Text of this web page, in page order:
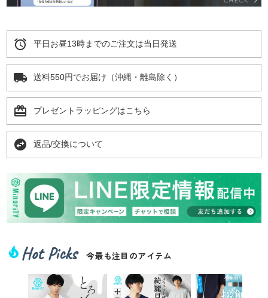
alarm 平日お昼13時までのご注文は当日発送
local_shipping 送料550円でお届け（沖縄・離島除く）
card_giftcard プレゼントラッピングはこちら
swap_horizontal_circle 返品/交換について
local_fire_department Hot Picks 今最も注目のアイテム